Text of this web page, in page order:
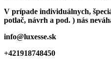
V prípade individuálnych,
potlač, návrh a pod. ) nás
info@luxesse.sk
+421918748450